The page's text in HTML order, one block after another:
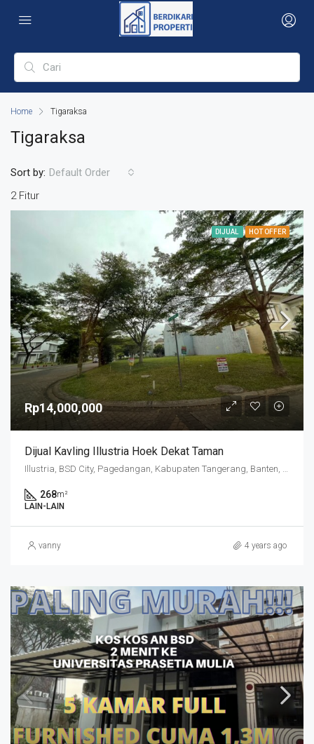
Home Tigaraksa
Tigaraksa
2 Fitur
Sort by: Default Order
DIJUAL HOT OFFER
Rp14,000,000
Dijual Kavling Illustria Hoek Dekat Taman
268m²
LAIN-LAIN
vanny 4 years ago